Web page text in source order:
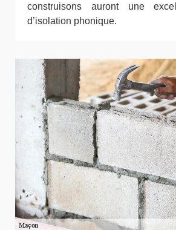
construisons auront une
d’isolation phonique.